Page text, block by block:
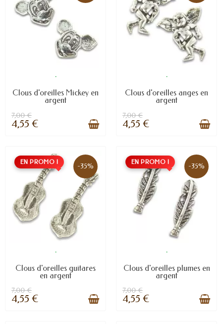
.
Clous d'oreilles Mickey en
argent
7,00 €
4,55 €
.
Clous d'oreilles anges en
argent
7,00 €
4,55 €
EN PROMO ! -35%
.
Clous d'oreilles guitares
en argent
7,00 €
4,55 €
EN PROMO ! -35%
.
Clous d'oreilles plumes en
argent
7,00 €
4,55 €